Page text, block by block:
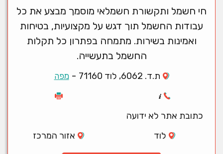
חי חשמל ותקשורת חשמלאי מוסמך מבצע את כל
עבודות החשמל תוך דגש על מקצועיות, בטיחות
ואמינות בשירות. מתמחה בפתרון כל תקלות
החשמל בתעשייה.
ת.ד. 6062, לוד 71160 -מפה
כתובת אתר לא ידועה
לוד
אזור המרכז